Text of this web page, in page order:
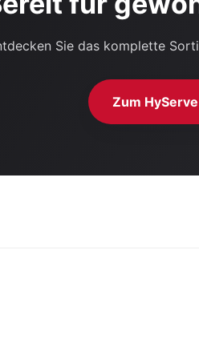
Sie das komplette
Zum